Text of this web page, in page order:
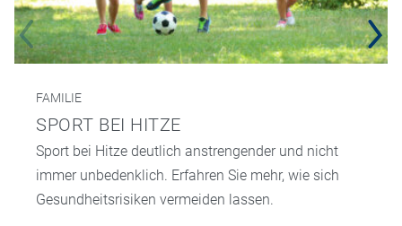
FAMILIE
SPORT BEI HITZE
Sport bei Hitze deutlich anstrengender und nicht
immer unbedenklich. Erfahren Sie mehr, wie sich
Gesundheitsrisiken vermeiden lassen.